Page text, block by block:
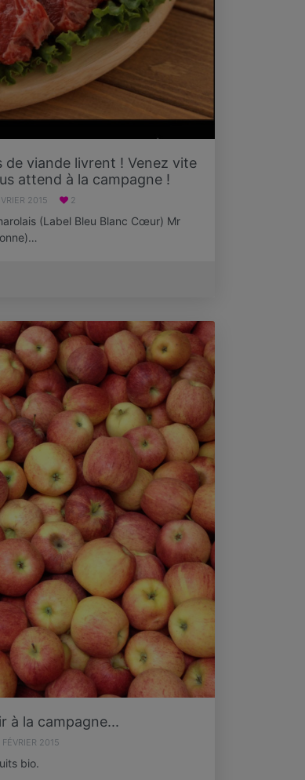
viande livrent ! Venez vite
attend à la campagne !
2015 2
(Label Bleu Blanc Cœur) Mr
à la campagne...
2015
bio.